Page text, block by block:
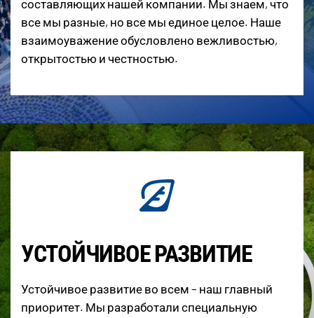
составляющих нашей компании. Мы знаем, что
все мы разные, но все мы единое целое. Наше
взаимоуважение обусловлено вежливостью,
открытостью и честностью.
УСТОЙЧИВОЕ РАЗВИТИЕ
Устойчивое развитие во всем – наш главный
приоритет. Мы разработали специальную